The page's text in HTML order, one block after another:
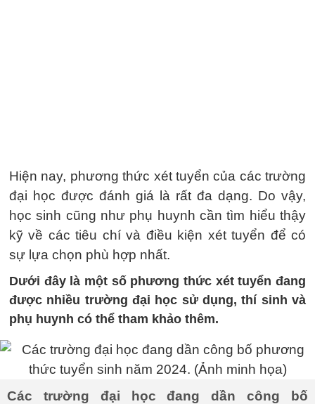
Hiện nay, phương thức xét tuyển của các trường
đại học được đánh giá là rất đa dạng. Do vậy,
học sinh cũng như phụ huynh cần tìm hiểu thậy
kỹ về các tiêu chí và điều kiện xét tuyển để có
sự lựa chọn phù hợp nhất.
Dưới đây là một số phương thức xét tuyển đang
được nhiều trường đại học sử dụng, thí sinh và
phụ huynh có thể tham khảo thêm.
Các trường đại học đang dần công bố